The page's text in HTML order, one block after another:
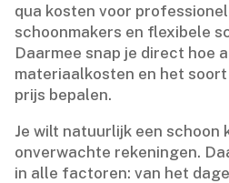
qua kosten voor
schoonmakers en flexibele
Daarmee snap je direct hoe
materiaalkosten en het
prijs bepalen.​
Je wilt natuurlijk een schoon
onverwachte rekeningen.​
in alle factoren: van het